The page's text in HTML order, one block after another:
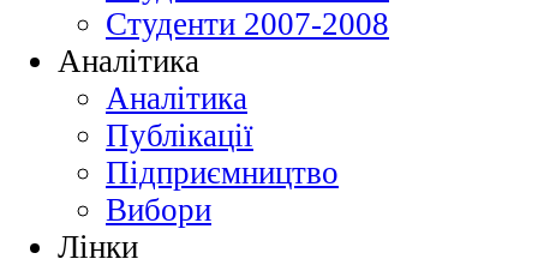
Студенти 2007-2008
Аналітика
Аналітика
Публікації
Підприємництво
Вибори
Лінки